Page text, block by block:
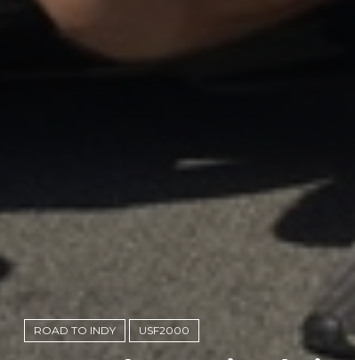
ROAD TO INDY USF2000